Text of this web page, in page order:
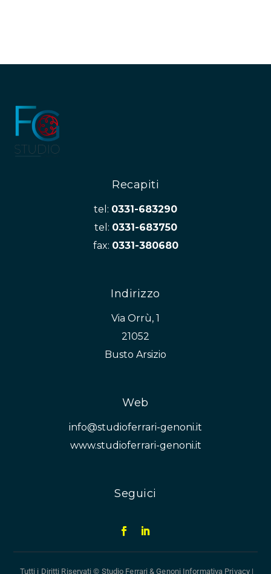
Recapiti
tel: 0331-683290
tel: 0331-683750
fax: 0331-380680
Indirizzo
Via Orrù, 1
21052
Busto Arsizio
Web
info@studioferrari-genoni.it
www.studioferrari-genoni.it
Seguici
Tutti i Diritti Riservati © Studio Ferrari & Genoni Informativa Privacy|